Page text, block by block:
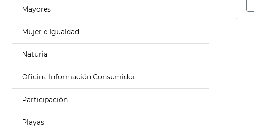
Mayores
Mujer e Igualdad
Naturia
Oficina Información Consumidor
Participación
Playas